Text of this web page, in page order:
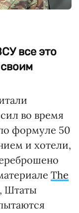
все это
во время
формуле 50
и хотели,
The
Штаты